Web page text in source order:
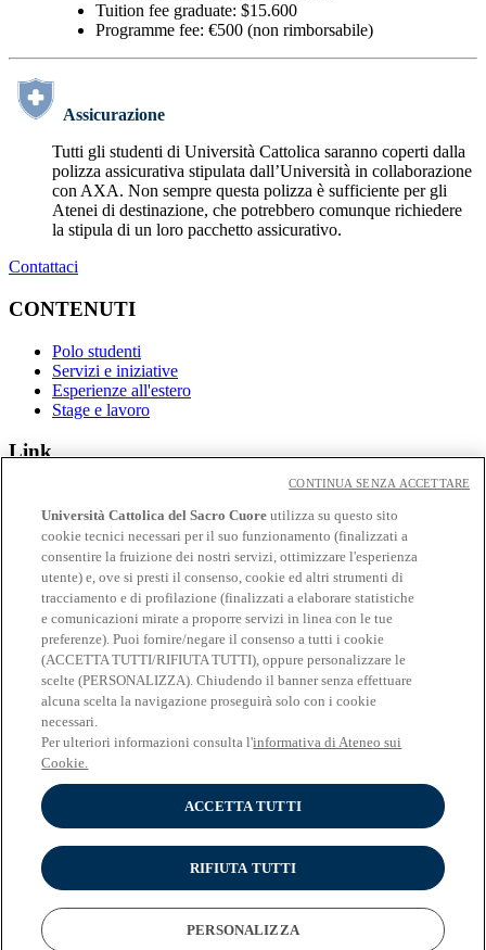
Tuition fee graduate: $15.600
Programme fee: €500 (non rimborsabile)
Assicurazione
Tutti gli studenti di Università Cattolica saranno coperti dalla
polizza assicurativa stipulata dall’Università in collaborazione
con AXA. Non sempre questa polizza è sufficiente per gli
Atenei di destinazione, che potrebbero comunque richiedere
la stipula di un loro pacchetto assicurativo.
Contattaci
CONTENUTI
Polo studenti
Servizi e iniziative
Esperienze all'estero
Stage e lavoro
Link
Eventi
Avvisi
Social
Facebook
𝕏
Linkedin
Youtube
Instagram
Telegram
Spotify
© Università Cattolica del Sacro Cuore - Largo A. Gemelli 1, 20123
Milano - PI 02133120150
Impostazione dei Cookies
Cookies
English version
Università Cattolica del Sacro Cuore utilizza su questo sito
cookie tecnici necessari per il suo funzionamento (finalizzati a
consentire la fruizione dei nostri servizi, ottimizzare l'esperienza
utente) e, ove si presti il consenso, cookie ed altri strumenti di
tracciamento e di profilazione (finalizzati a elaborare statistiche
e comunicazioni mirate a proporre servizi in linea con le tue
preferenze). Puoi fornire/negare il consenso a tutti i cookie
(ACCETTA TUTTI/RIFIUTA TUTTI), oppure personalizzare le
scelte (PERSONALIZZA). Chiudendo il banner senza effettuare
alcuna scelta la navigazione proseguirà solo con i cookie
necessari.
Per ulteriori informazioni consulta l'informativa di Ateneo sui
Cookie.
ACCETTA TUTTI
RIFIUTA TUTTI
PERSONALIZZA
CONTINUA SENZA ACCETTARE